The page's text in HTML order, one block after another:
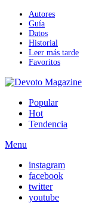
Autores
Guía
Datos
Historial
Leer más tarde
Favoritos
Popular
Hot
Tendencia
Menu
instagram
facebook
twitter
youtube